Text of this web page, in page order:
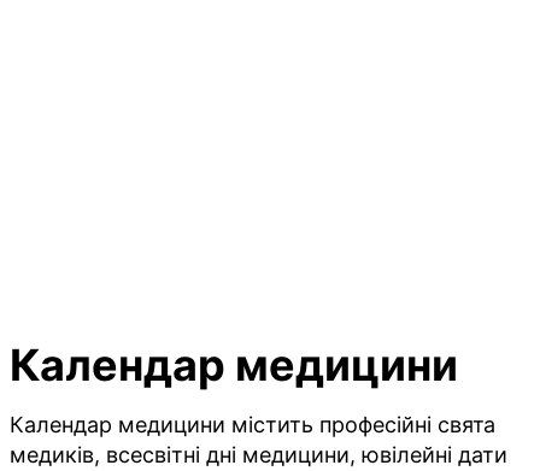
Календар медицини
Календар медицини містить професійні свята
медиків, всесвітні дні медицини, ювілейні дати